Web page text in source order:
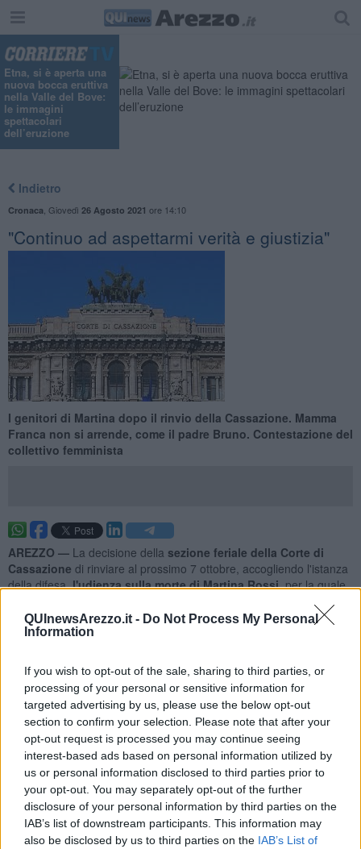
QUInewsArezzo.it - Do Not Process My Personal
Information
If you wish to opt-out of the sale, sharing to third parties, or
processing of your personal or sensitive information for
targeted advertising by us, please use the below opt-out
section to confirm your selection. Please note that after your
opt-out request is processed you may continue seeing
interest-based ads based on personal information utilized by
us or personal information disclosed to third parties prior to
your opt-out. You may separately opt-out of the further
disclosure of your personal information by third parties on the
IAB’s list of downstream participants. This information may
also be disclosed by us to third parties on the IAB’s List of
Etna, si è aperta una
nuova bocca eruttiva
nella Valle del Bove:
le immagini
spettacolari
dell’eruzione
Indietro
Cronaca Giovedì 26 Agosto 2021 ore 14:10
"Continuo ad aspettarmi verità e giustizia"
I genitori di Martina dopo il rinvio della Cassazione. Mamma
Franca non si arrende, come il padre Bruno. Contestazione del
collettivo femminista
AREZZO — La decisione della sezione feriale della Corte di
Cassazione di rinviare al prossimo 7 ottobre, accogliendo l'istanza
della difesa,l'udienza sulla morte di Martina Rossi, per la quale
ragazzi di Castiglion Fibocchi, Luca Vanneschi e Alessandro
Albertoni, ha suscitato le immediate reazioni dei genitori della
avanti la propria battaglia.
“Continuano a buttare il pallone fuori dal campo – ha detto Bruno
Rossi, il padre di Martina ai cronisti presenti sul posto –Però c’è
anche la volontà di capire che questo reato non può andare in
prescrizione”.
Inoltre, una delegazione del collettivo femminista ‘Non una di meno‘
ha contestato, fuori dal Palazzaccio, i legali della difesa ed ha
anche esposto lo striscione: “Verità e giustizia per Martina“. Mentre